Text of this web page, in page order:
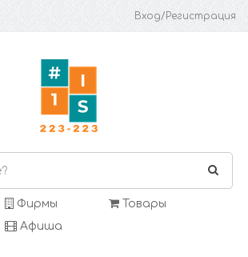
Вход/Регистрация
Фирмы
Товары
Афиша